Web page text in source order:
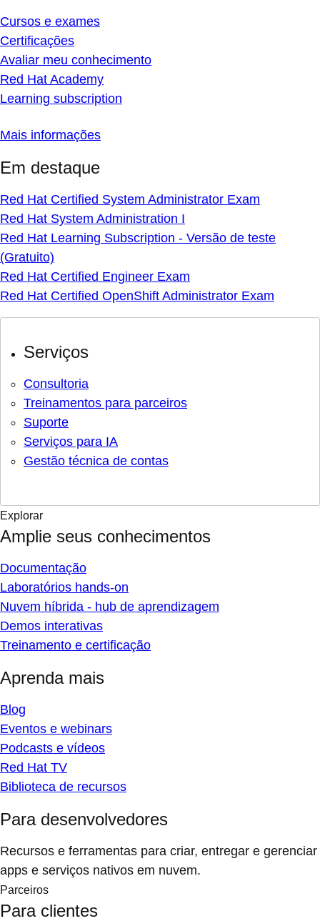
Cursos e exames
Certificações
Avaliar meu conhecimento
Red Hat Academy
Learning subscription
Mais informações
Em destaque
Red Hat Certified System Administrator Exam
Red Hat System Administration I
Red Hat Learning Subscription - Versão de teste
(Gratuito)
Red Hat Certified Engineer Exam
Red Hat Certified OpenShift Administrator Exam
Serviços
Consultoria
Treinamentos para parceiros
Suporte
Serviços para IA
Gestão técnica de contas
Explorar
Amplie seus conhecimentos
Documentação
Laboratórios hands-on
Nuvem híbrida - hub de aprendizagem
Demos interativas
Treinamento e certificação
Aprenda mais
Blog
Eventos e webinars
Podcasts e vídeos
Red Hat TV
Biblioteca de recursos
Para desenvolvedores
Recursos e ferramentas para criar, entregar e gerenciar
apps e serviços nativos em nuvem.
Parceiros
Para clientes